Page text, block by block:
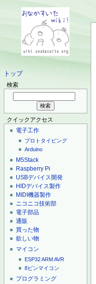
トップ
検索
クイックアクセス
電子工作
プロトタイピング
Arduino
M5Stack
Raspberry Pi
USBデバイス開発
HIDデバイス製作
MIDI機器製作
ニコニコ技術部
電子部品
通販
買った物
欲しい物
マイコン
ESP32ARMAVR
8ピンマイコン
プログラミング